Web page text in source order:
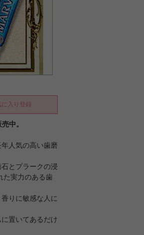
入り登録
中。
人気の高い歯磨
とプラークの浸
た実力のある歯
りに敏感な人に
置いてあるだけ